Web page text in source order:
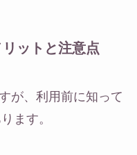
ットと注意点
が、利用前に知って
ます。